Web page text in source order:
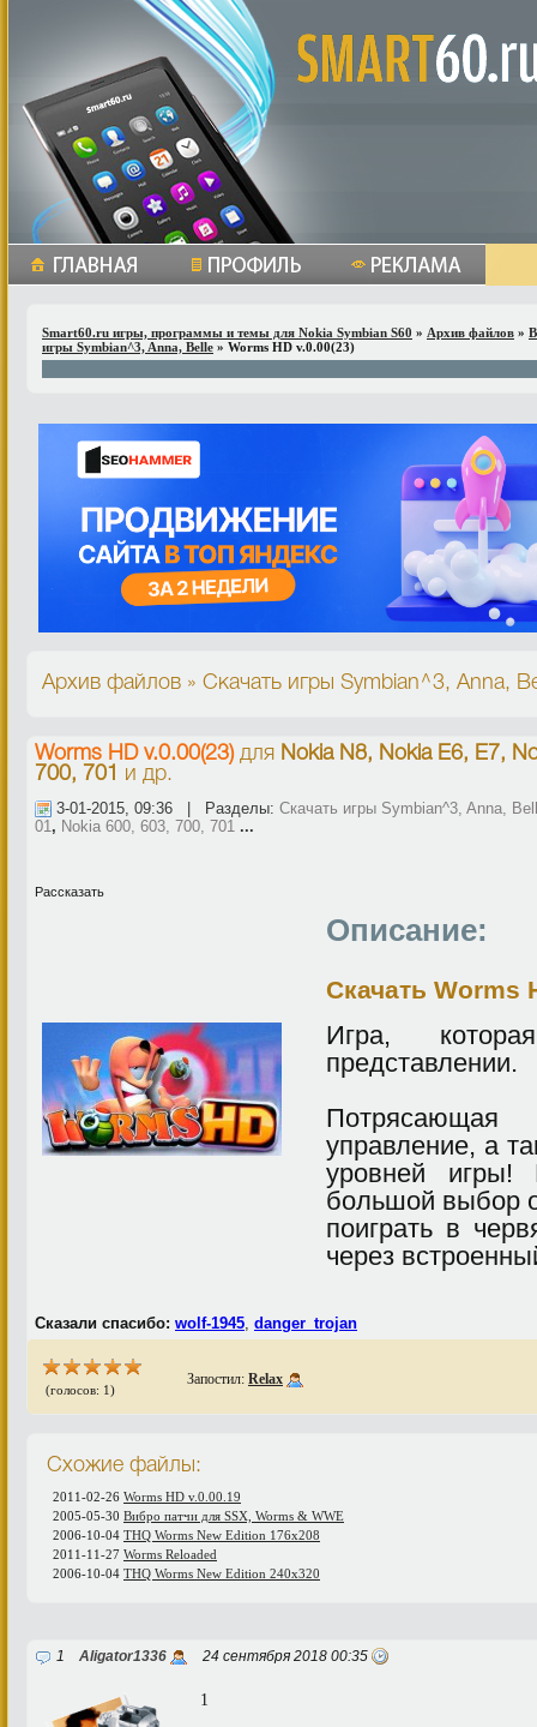
Smart60.ru игры, программы и темы для Nokia Symbian S60 » Архив файлов »
игры Symbian^3, Anna, Belle » Worms HD v.0.00(23)
Архив файлов » Скачать игры Symbian^3, Anna,
Worms HD v.0.00(23)для Nokia N8, Nokia E6, E7,
700, 701
и др.
3-01-2015, 09:36 | Разделы: Скачать игры Symbian^3, Anna,
01 , Nokia 600, 603, 700, 701 ...
Рассказать
Описание:
Скачать Worms
Игра,
представлении.
управление, а
уровней игры!
большой выбор
поиграть в
через
Сказали спасибо: wolf-1945 danger_trojan
(голосов: 1)
Запостил: Relax
Схожие файлы:
2011-02-26 Worms HD v.0.00.19
2005-05-30 Вибро патчи для SSX, Worms & WWE
2006-10-04 THQ Worms New Edition 176x208
2011-11-27 Worms Reloaded
2006-10-04 THQ Worms New Edition 240x320
1 Aligator1336 24 сентября 2018 00:35
1